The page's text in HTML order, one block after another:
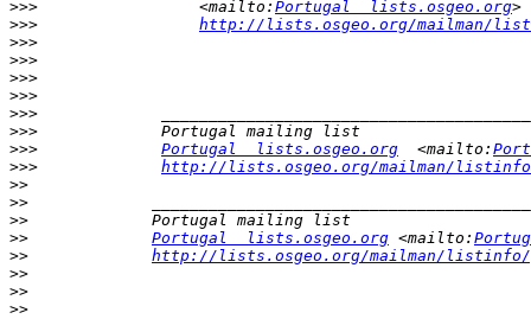
>>>
                 <mailto:
Portugal  lists.osgeo.org
>>>
http://lists.osgeo.org/mailman/
>>>
>>>
>>>
>>>
>>>
>>>
>>>
Portugal  lists.osgeo.org
  <mailto:
>>>
http://lists.osgeo.org/mailman/
>>
>>
>>
>>
Portugal  lists.osgeo.org <mailto:
>>
http://lists.osgeo.org/mailman/listinfo/
>>
>>
>>